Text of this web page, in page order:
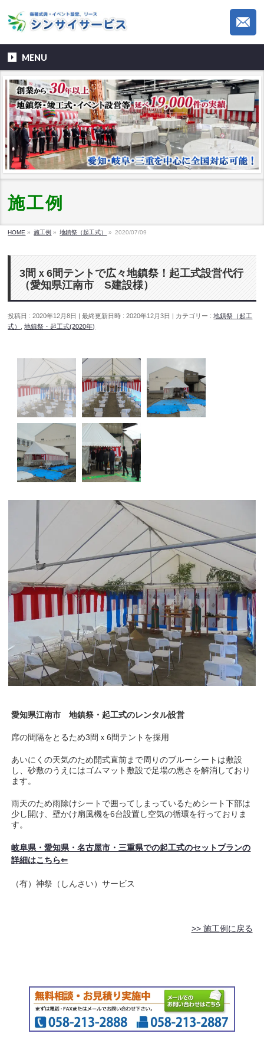
MENU
施工例
HOME » 施工例 » 地鎮祭（起工式） » 2020/07/09
3間ｘ6間テントで広々地鎮祭！起工式設営代行
（愛知県江南市 S建設様）
投稿日 : 2020年12月8日 最終更新日時 : 2020年12月3日 カテゴリー :地鎮祭（起工
式）
,地鎮祭・起工式(2020年)
愛知県江南市地鎮祭・起工式のレンタル設営
席の間隔をとるため3間ｘ6間テントを採用
あいにくの天気のため開式直前まで周りのブルーシートは敷設
し、砂敷のうえにはゴムマット敷設で足場の悪さを解消しており
ます。
雨天のため雨除けシートで囲ってしまっているためシート下部は
少し開け、壁かけ扇風機を6台設置し空気の循環を行っておりま
す。
岐阜県・愛知県・名古屋市・三重県での起工式のセットプランの
詳細はこちら⇐
（有）神祭（しんさい）サービス
>> 施工例に戻る